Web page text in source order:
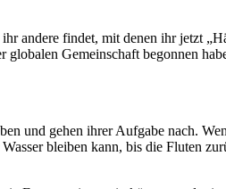
andere findet, mit denen ihr jetzt
Gemeinschaft begonnen
und gehen ihrer Aufgabe nach.
bleiben kann, bis die Fluten